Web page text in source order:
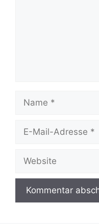
Name
Website